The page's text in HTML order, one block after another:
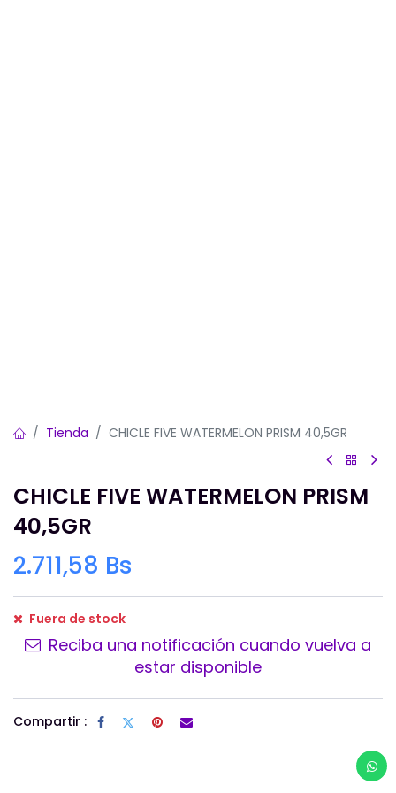
Tienda CHICLE FIVE WATERMELON PRISM 40,5GR
CHICLE FIVE WATERMELON PRISM
40,5GR
2.711,58 Bs
Fuera de stock
Reciba una notificación cuando vuelva a
estar disponible
Compartir :